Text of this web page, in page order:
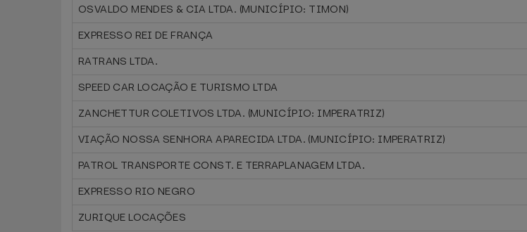
OSVALDO MENDES & CIA LTDA. (MUNICÍPIO: TIMON)
EXPRESSO REI DE FRANÇA
RATRANS LTDA.
SPEED CAR LOCAÇÃO E TURISMO LTDA
ZANCHETTUR COLETIVOS LTDA. (MUNICÍPIO: IMPERATRIZ)
VIAÇÃO NOSSA SENHORA APARECIDA LTDA. (MUNICÍPIO: IMPERATRIZ)
PATROL TRANSPORTE CONST. E TERRAPLANAGEM LTDA.
EXPRESSO RIO NEGRO
ZURIQUE LOCAÇÕES